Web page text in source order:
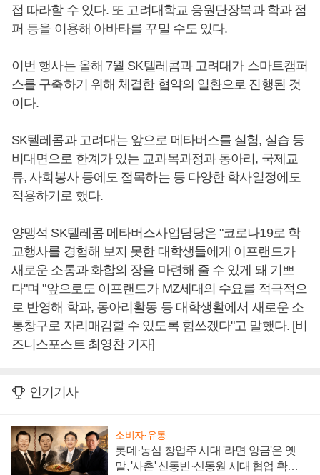
접 따라할 수 있다. 또 고려대학교 응원단장복과 학과 점
퍼 등을 이용해 아바타를 꾸밀 수도 있다.
이번 행사는 올해 7월 SK텔레콤과 고려대가 스마트캠퍼
스를 구축하기 위해 체결한 협약의 일환으로 진행된 것
이다.
SK텔레콤과 고려대는 앞으로 메타버스를 실험, 실습 등
비대면으로 한계가 있는 교과목과정과 동아리, 국제교
류, 사회봉사 등에도 접목하는 등 다양한 학사일정에도
적용하기로 했다.
양맹석 SK텔레콤 메타버스사업담당은 "코로나19로 학
교행사를 경험해 보지 못한 대학생들에게 이프랜드가
새로운 소통과 화합의 장을 마련해 줄 수 있게 돼 기쁘
다"며 "앞으로도 이프랜드가 MZ세대의 수요를 적극적으
로 반영해 학과, 동아리활동 등 대학생활에서 새로운 소
통창구로 자리매김할 수 있도록 힘쓰겠다"고 말했다. [비
즈니스포스트 최영찬 기자]
인기기사
소비자·유통
롯데·농심 창업주 시대 '라면 앙금'은 옛
말, '사촌' 신동빈·신동원 시대 협업 확대